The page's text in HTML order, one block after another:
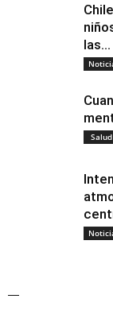
las...
Salud
—